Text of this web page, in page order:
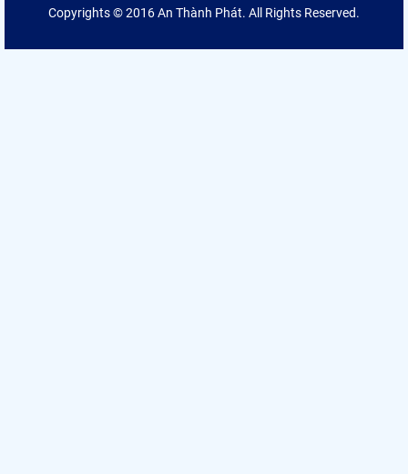
Copyrights © 2016 An Thành Phát. All Rights Reserved.